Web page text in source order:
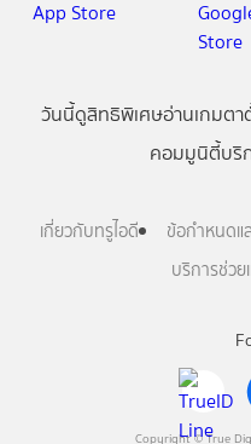
Copyright © True
วันนี้ดูสิทธิพิเศษอ่านเกมตา
คอมมูนิตี้บริ
เกี่ยวกับทรูไอดี ข้อกำหนดแล
บริการช่วย